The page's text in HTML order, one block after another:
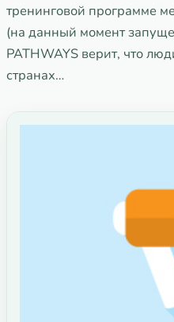
тренинговой программе
(на данный момент
PATHWAYS верит, что
странах…